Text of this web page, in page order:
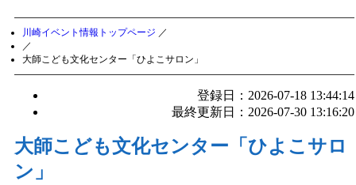
川崎イベント情報トップページ ／
／
大師こども文化センター「ひよこサロン」
登録日：2026-07-18 13:44:14
最終更新日：2026-07-30 13:16:20
大師こども文化センター「ひよこサロ
ン」